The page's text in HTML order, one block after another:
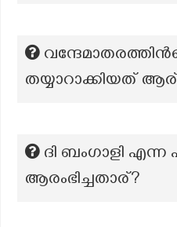
തയ്യാറാക്കിയത്
ദി ബംഗാളി എന്ന
ആരംഭിച്ചതാര്?